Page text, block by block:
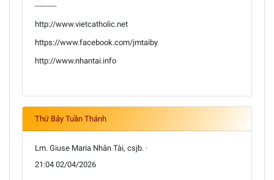
---------
http://www.vietcatholic.net
https://www.facebook.com/jmtaiby
http://www.nhantai.info
Thứ Bảy Tuần Thánh
Lm. Giuse Maria Nhân Tài, csjb. ·
21:04 02/04/2026